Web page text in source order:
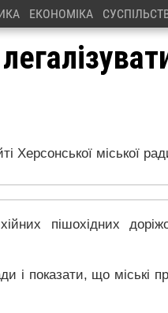
ЕКОНОМІКА
Херсонської міської
пішохідних
і показати, що міські